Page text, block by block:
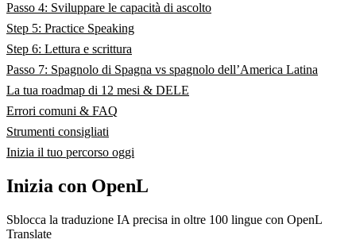
Passo 4: Sviluppare le capacità di ascolto
Step 5: Practice Speaking
Step 6: Lettura e scrittura
Passo 7: Spagnolo di Spagna vs spagnolo dell’America Latina
La tua roadmap di 12 mesi & DELE
Errori comuni & FAQ
Strumenti consigliati
Inizia il tuo percorso oggi
Inizia con OpenL
Sblocca la traduzione IA precisa in oltre 100 lingue con OpenL
Translate